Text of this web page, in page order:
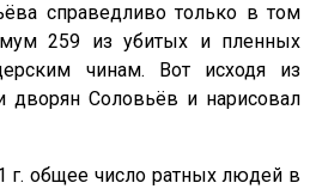
справедливо только в том
259 из убитых и пленных
чинам. Вот исходя из
дворян Соловьёв и нарисовал
г. общее число ратных людей в